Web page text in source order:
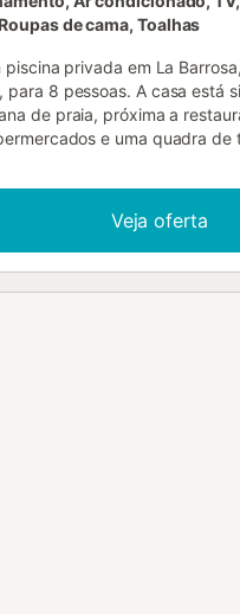
de cama, Toalhas
piscina privada em La
para 8 pessoas. A casa está
de praia, próxima a
e uma quadra de
A villa possui 4 quartos e 3
em 2 níveis. A acomodação
A proximidade da praia,
esportivas, instalações de
Veja oferta